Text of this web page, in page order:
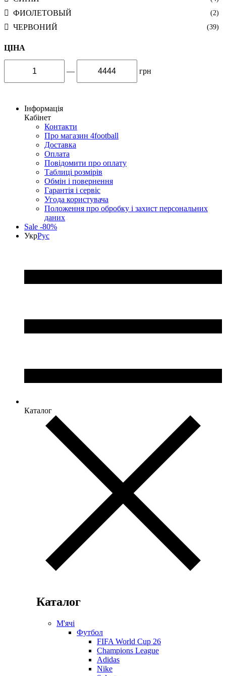
ФИОЛЕТОВЫЙ (2)
ЧЕРВОНИЙ (39)
ЦІНА
— грн
Інформація
Кабінет
Контакти
Про магазин 4football
Доставка
Оплата
Повідомити про оплату
Таблиці розмірів
Обмін і повернення
Гарантія і сервіс
Угода користувача
Положення про обробку і захист персональних
даних
Sale -80%
УкрРус
Каталог
Каталог
М'ячі
Футбол
FIFA World Cup 26
Champions League
Adidas
Nike